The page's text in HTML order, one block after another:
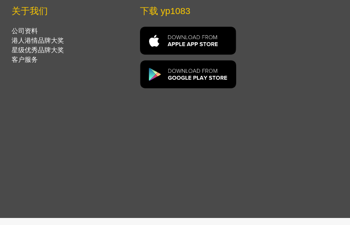
关于我们
公司资料
港人港情品牌大奖
星级优秀品牌大奖
客户服务
下载 yp1083